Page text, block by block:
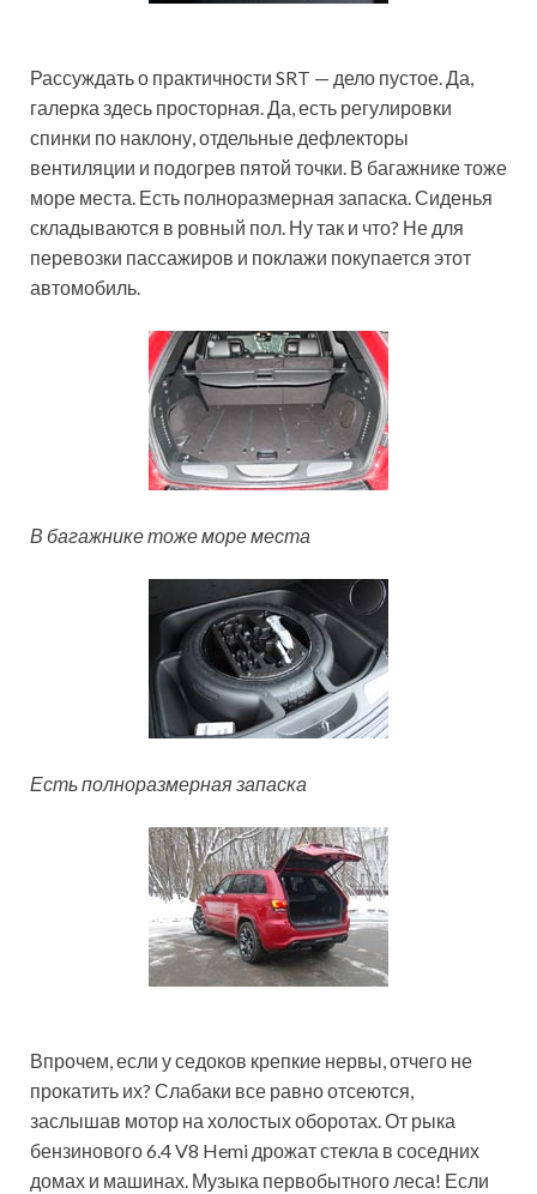
Рассуждать о практичности SRT — дело пустое. Да,
галерка здесь просторная. Да, есть регулировки
спинки по наклону, отдельные дефлекторы
вентиляции и подогрев пятой точки. В багажнике тоже
море места. Есть полноразмерная запаска. Сиденья
складываются в ровный пол. Ну так и что? Не для
перевозки пассажиров и поклажи покупается этот
автомобиль.
В багажнике тоже море места
Есть полноразмерная запаска
Впрочем, если у седоков крепкие нервы, отчего не
прокатить их? Слабаки все равно отсеются,
заслышав мотор на холостых оборотах. От рыка
бензинового 6.4 V8 Hemi дрожат стекла в соседних
домах и машинах. Музыка первобытного леса! Если